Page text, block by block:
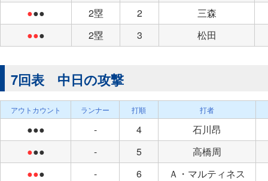
●●● 2塁 2
三森
●●● 2塁 3 松田
7回表 中日の攻撃
アウトカウント ランナー 打順 打者
●●● - 4
石川昂
●●● - 5
高橋周
●●● - 6
Ａ・マルティネス